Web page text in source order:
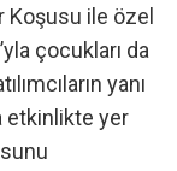
Koşusu ile özel
çocukları da
yanı
etkinlikte yer